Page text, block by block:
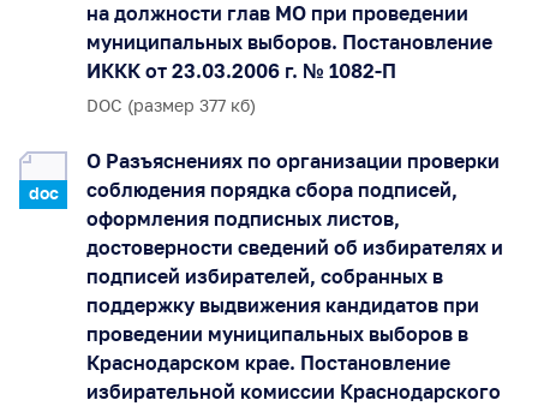
на должности глав МО при проведении
муниципальных выборов. Постановление
ИККК от 23.03.2006 г. № 1082-П
DOC (размер 377 кб)
doc
О Разъяснениях по организации проверки
соблюдения порядка сбора подписей,
оформления подписных листов,
достоверности сведений об избирателях и
подписей избирателей, собранных в
поддержку выдвижения кандидатов при
проведении муниципальных выборов в
Краснодарском крае. Постановление
избирательной комиссии Краснодарского